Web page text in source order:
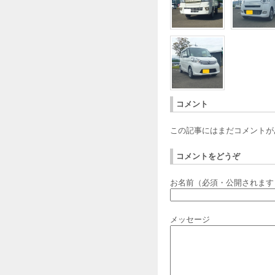
コメント
この記事にはまだコメント
コメントをどうぞ
お名前（必須・公開されま
メッセージ